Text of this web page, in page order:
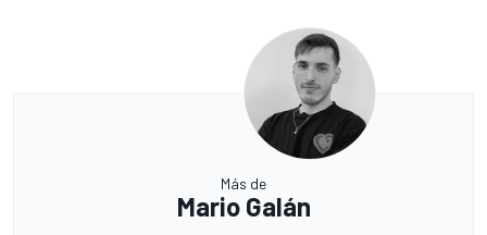
Más de
Mario Galán